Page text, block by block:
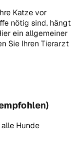
Katze vor
nötig sind, hängt
ein allgemeiner
Sie Ihren Tierarzt
Hunde